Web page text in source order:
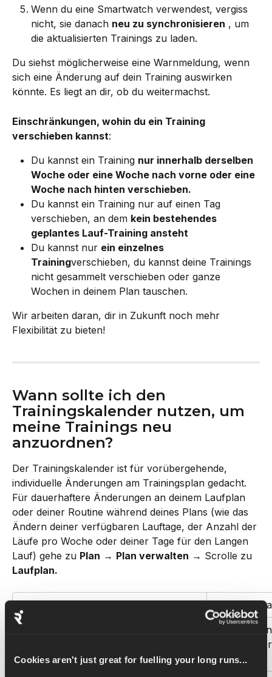
Cookies aren't just great for fuelling your long runs...
Wenn du eine Smartwatch verwendest, vergiss
nicht, sie danach neu zu synchronisieren , um
die aktualisierten Trainings zu laden.
Du siehst möglicherweise eine Warnmeldung, wenn
sich eine Änderung auf dein Training auswirken
könnte. Es liegt an dir, ob du weitermachst.
Einschränkungen, wohin du ein Training
verschieben kannst:
Du kannst ein Training nur innerhalb derselben
Woche oder eine Woche nach vorne oder eine
Woche nach hinten verschieben.
Du kannst ein Training nur auf einen Tag
verschieben, an dem kein bestehendes
geplantes Lauf-Training ansteht
Du kannst nur ein einzelnes
Trainingverschieben, du kannst deine Trainings
nicht gesammelt verschieben oder ganze
Wochen in deinem Plan tauschen.
Wir arbeiten daran, dir in Zukunft noch mehr
Flexibilität zu bieten!
Wann sollte ich den
Trainingskalender nutzen, um
meine Trainings neu
anzuordnen?
Der Trainingskalender ist für vorübergehende,
individuelle Änderungen am Trainingsplan gedacht.
Für dauerhaftere Änderungen an deinem Laufplan
oder deiner Routine während deines Plans (wie das
Ändern deiner verfügbaren Lauftage, der Anzahl der
Läufe pro Woche oder deiner Tage für den Langen
Lauf) gehe zu Plan → Plan verwalten → Scrolle zu
Laufplan.
Wo du es
nächsten oder der vorherigen Woche.
Plan →
rechts) →